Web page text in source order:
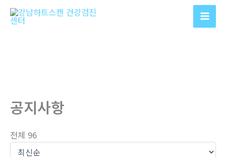
공지사항
전체 96